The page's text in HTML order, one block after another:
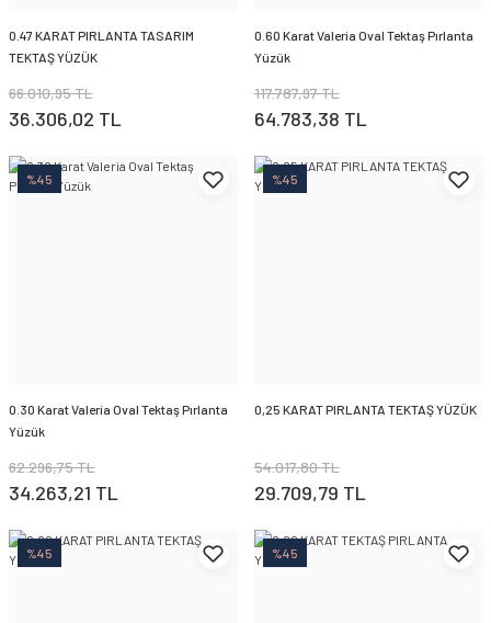
0.47 KARAT PIRLANTA TASARIM
TEKTAŞ YÜZÜK
66.010,95 TL
36.306,02 TL
0.60 Karat Valeria Oval Tektaş Pırlanta
Yüzük
117.787,97 TL
64.783,38 TL
%45
0.30 Karat Valeria Oval Tektaş Pırlanta
Yüzük
62.296,75 TL
34.263,21 TL
%45
0,25 KARAT PIRLANTA TEKTAŞ YÜZÜK
54.017,80 TL
29.709,79 TL
%45 %45